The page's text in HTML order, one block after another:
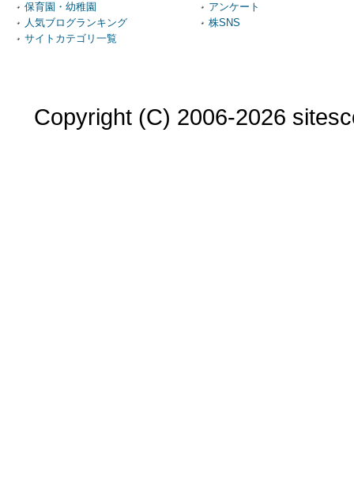
保育園・幼稚園
人気ブログランキング
サイトカテゴリ一覧
アンケート
株SNS
Copyright (C) 2006-2026